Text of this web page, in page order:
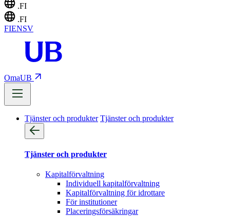
.FI
.FI
FIENSV
OmaUB
Tjänster och produkter Tjänster och produkter
Tjänster och produkter
Kapitalförvaltning
Individuell kapitalförvaltning
Kapitalförvaltning för idrottare
För institutioner
Placeringsförsäkringar